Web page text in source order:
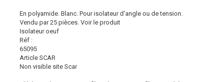
En polyamide. Blanc. Pour isolateur d'angle ou de tension.
Vendu par 25 pièces. Voir le produit
Isolateur oeuf
Réf :
65095
Article SCAR
Non visible site Scar